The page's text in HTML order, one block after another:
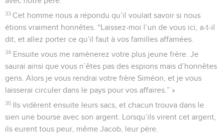
33 Cet homme nous a répondu qu’il voulait savoir si nous
étions vraiment honnêtes. “Laissez-moi l’un de vous ici, a-t-il
dit, et allez porter ce qu’il faut à vos familles affamées.
34 Ensuite vous me ramènerez votre plus jeune frère. Je
saurai ainsi que vous n’êtes pas des espions mais d’honnêtes
gens. Alors je vous rendrai votre frère Siméon, et je vous
laisserai circuler dans le pays pour vos affaires.” »
35 Ils vidèrent ensuite leurs sacs, et chacun trouva dans le
sien une bourse avec son argent. Lorsqu’ils virent cet argent,
ils eurent tous peur, même Jacob, leur père.